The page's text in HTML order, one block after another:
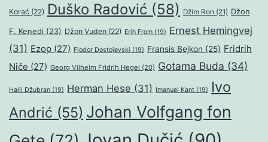
Korać (22) Duško Radović (58) Džim Ron (21) Džon
F. Kenedi (23) Džon Vuden (22) Erih From (19) Ernest Hemingvej
(31) Ezop (27) Fjodor Dostojevski (19) Fransis Bejkon (25) Fridrih
Niče (27) Georg Vilhelm Fridrih Hegel (20) Gotama Buda (34)
Halil Džubran (19) Herman Hese (31) Imanuel Kant (19)
Ivo
Andrić (55) Johan Volfgang fon